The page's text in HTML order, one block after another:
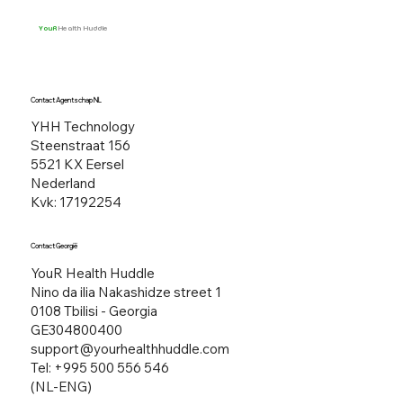
YouR Health Huddle
Contact Agentschap NL
YHH Technology
Steenstraat 156​
5521 KX Eersel
Nederland
Kvk: 17192254
Contact Georgië
YouR Health Huddle
Nino da ilia Nakashidze street 1
0108 Tbilisi - Georgia
GE304800400
support@yourhealthhuddle.com
Tel: +995 500 556 546
(NL-ENG)